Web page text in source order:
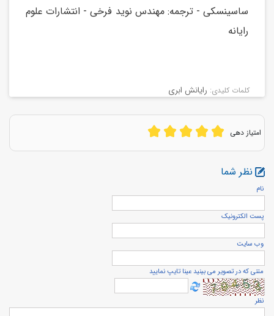
ساسینسکی - ترجمه: مهندس نوید فرخی - انتشارات علوم
رایانه
كلمات كليدی: رایانش ابری
امتیاز دهی
نظر شما
نام
پست الكترونيک
وب سایت
متنی که در تصویر می بینید عینا تایپ نمایید
نظر